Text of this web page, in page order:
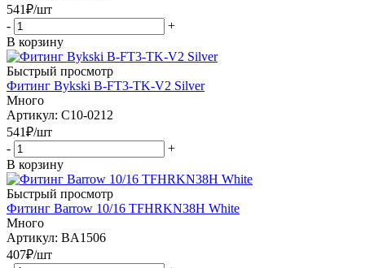
541₽/шт
-
+
В корзину
Быстрый просмотр
Фитинг Bykski B-FT3-TK-V2 Silver
Много
Артикул: C10-0212
541₽/шт
-
+
В корзину
Быстрый просмотр
Фитинг Barrow 10/16 TFHRKN38H White
Много
Артикул: BA1506
407₽/шт